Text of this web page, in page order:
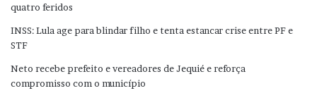
quatro feridos
INSS: Lula age para blindar filho e tenta estancar crise entre PF e
STF
Neto recebe prefeito e vereadores de Jequié e reforça
compromisso com o município